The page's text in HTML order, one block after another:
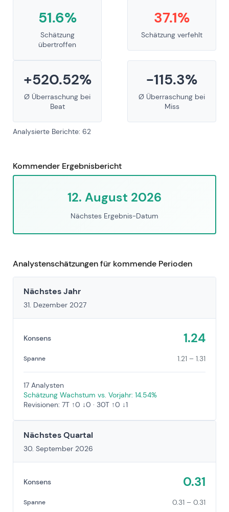
51.6%
Schätzung
übertroffen
37.1%
Schätzung verfehlt
+520.52%
Ø Überraschung bei
Beat
-115.3%
Ø Überraschung bei
Miss
Analysierte Berichte: 62
Kommender Ergebnisbericht
12. August 2026
Nächstes Ergebnis-Datum
Analystenschätzungen für kommende Perioden
Nächstes Jahr
31. Dezember 2027
Konsens 1.24
Spanne 1.21 – 1.31
17 Analysten
Schätzung Wachstum vs. Vorjahr: 14.54%
Revisionen: 7T ↑0 ↓0 · 30T ↑0 ↓1
Nächstes Quartal
30. September 2026
Konsens 0.31
Spanne 0.31 – 0.31